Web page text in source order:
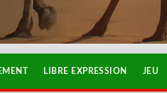
LIBRE EXPRESSION JEU